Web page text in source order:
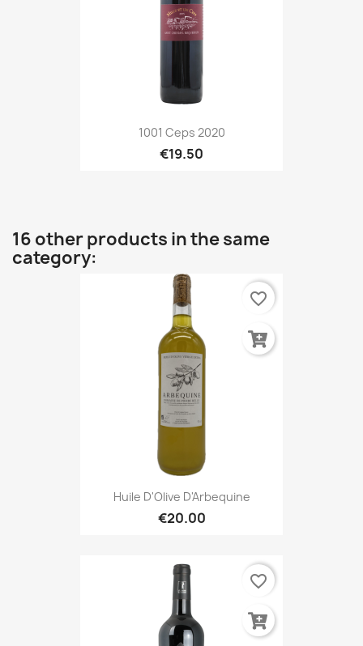
1001 Ceps 2020
€19.50
16 other products in the same
category:
Huile D'Olive D'Arbequine
€20.00
favorite_border
favorite_border